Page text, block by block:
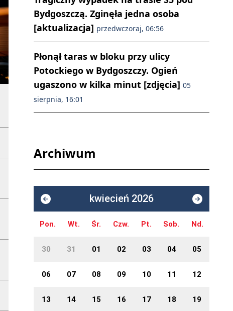
Bydgoszczą. Zginęła jedna osoba
[aktualizacja] przedwczoraj, 06:56
Płonął taras w bloku przy ulicy
Potockiego w Bydgoszczy. Ogień
ugaszono w kilka minut [zdjęcia] 05
sierpnia, 16:01
Archiwum
kwiecień 2026
Pon. Wt. Śr. Czw. Pt. Sob. Nd.
30 31 01 02 03 04 05
06 07 08 09 10 11 12
13 14 15 16 17 18 19